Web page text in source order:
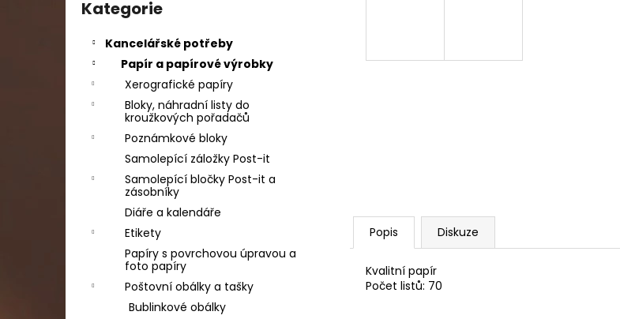
kategorie
Kategorie
Kancelářské potřeby
Papír a papírové výrobky
Xerografické papíry
Bloky, náhradní listy do
kroužkových pořadačů
Poznámkové bloky
Samolepící záložky Post-it
Samolepící bločky Post-it a
zásobníky
Diáře a kalendáře
Etikety
Papíry s povrchovou úpravou a
foto papíry
Poštovní obálky a tašky
Bublinkové obálky
Popis Diskuze
Kvalitní papír
Počet listů: 70
DAHLE LAMINÁTOR 70103, A3, 2 VÁLCE
Původně:2 667 Kč